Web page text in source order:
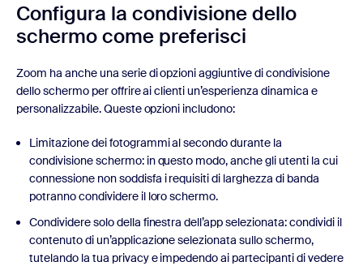
Configura la condivisione dello
schermocome preferisci
Zoom ha anche una serie di opzioni aggiuntive di condivisione
dello schermo per offrire ai clienti un’esperienza dinamica e
personalizzabile. Queste opzioni includono:
Limitazione dei fotogrammi al secondo durante la
condivisione schermo: in questo modo, anche gli utenti la cui
connessione non soddisfa i requisiti di larghezza di banda
potranno condividere il loro schermo.
Condividere solo della finestra dell’app selezionata: condividi il
contenuto di un’applicazione selezionata sullo schermo,
tutelando la tua privacy e impedendo ai partecipanti di vedere